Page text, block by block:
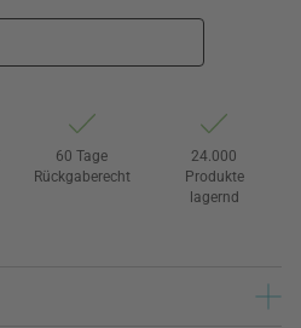
60 Tage
Rückgaberecht
24.000
Produkte
lagernd